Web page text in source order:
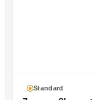
Standard